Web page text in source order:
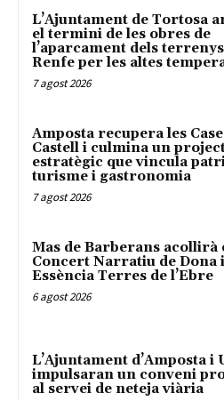
L’Ajuntament de Tortosa
el termini de les obres de
l’aparcament dels
Renfe per les altes
7 agost 2026
Amposta recupera les
Castell i culmina un
estratègic que vincula
turisme i gastronomia
7 agost 2026
Mas de Barberans acollirà
Concert Narratiu de Dona i
Essència Terres de l’Ebre
6 agost 2026
L’Ajuntament d’Amposta i
impulsaran un conveni
al servei de neteja viària